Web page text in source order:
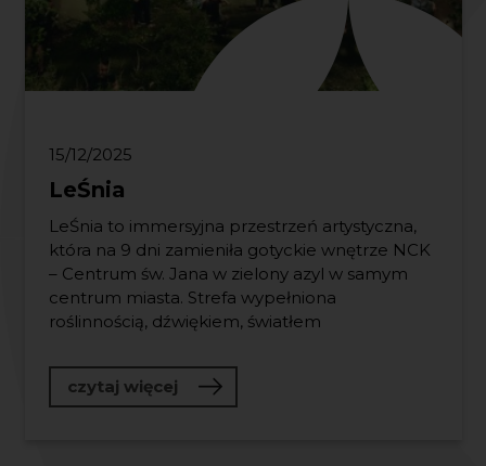
15/12/2025
LeŚnia
LeŚnia to immersyjna przestrzeń artystyczna,
która na 9 dni zamieniła gotyckie wnętrze NCK
– Centrum św. Jana w zielony azyl w samym
centrum miasta. Strefa wypełniona
roślinnością, dźwiękiem, światłem
czytaj więcej o LeŚnia